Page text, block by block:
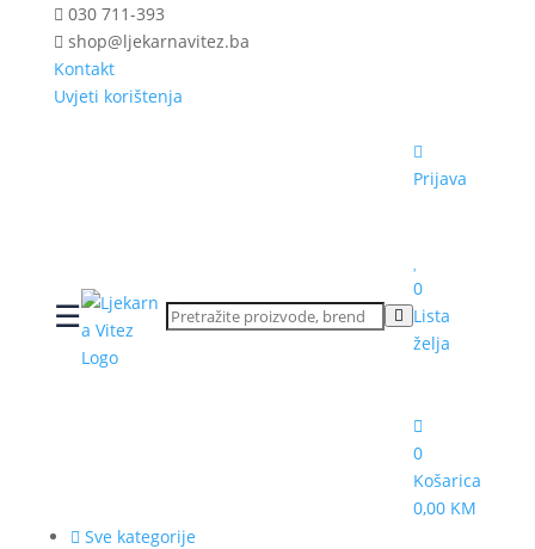
030 711-393
shop@ljekarnavitez.ba
Kontakt
Uvjeti korištenja
☰
Prijava
0
Lista
želja
0
Košarica
0,00 KM
Sve kategorije